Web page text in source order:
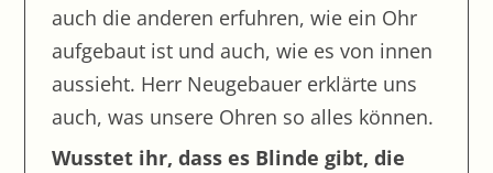
Nikolaus-Fußball-Turnier
Ausflug zum Weihnachtsmarkt
Schreiben handmade
Neues Klettergerüst
auch die anderen erfuhren, wie ein Ohr
aufgebaut ist und auch, wie es von innen
aussieht. Herr Neugebauer erklärte uns
auch, was unsere Ohren so alles können.
Wusstet ihr, dass es Blinde gibt, die